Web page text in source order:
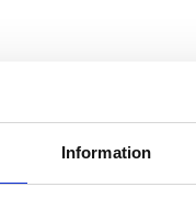
Information